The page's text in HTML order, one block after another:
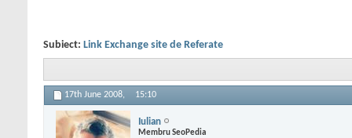
Subiect: Link Exchange site de Referate
17th June 2008, 15:10
Iulian
Membru SeoPedia